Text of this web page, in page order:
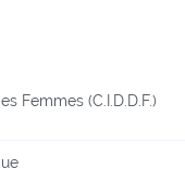
Femmes (C.I.D.D.F.)